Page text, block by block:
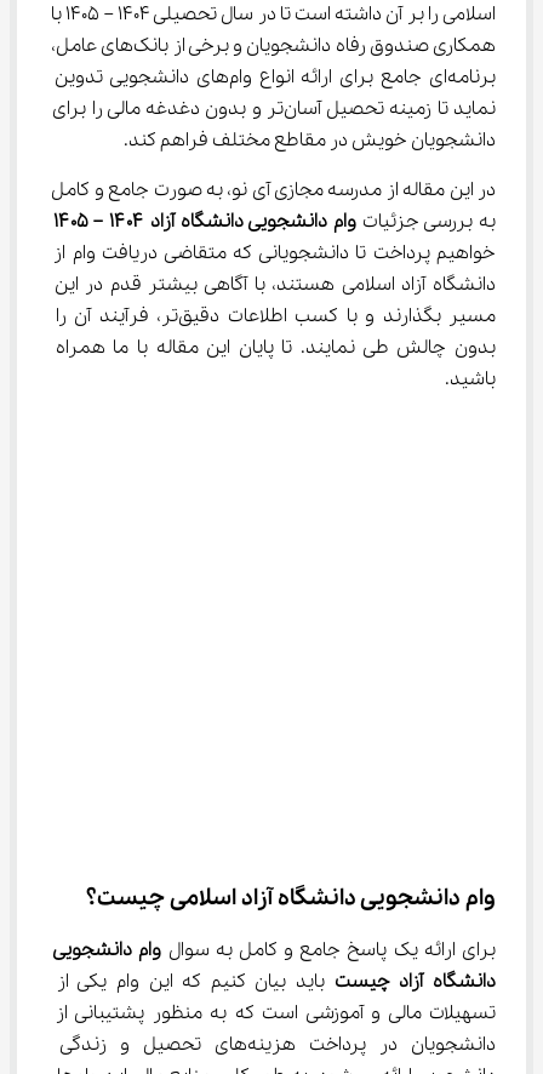
اسلامی را بر آن داشته است تا در سال تحصیلی 1404 – 1405 با
همکاری صندوق رفاه دانشجویان و برخی از بانک‌های عامل،
برنامه‌ای جامع برای ارائه انواع وام‌های دانشجویی تدوین
نماید تا زمینه تحصیل آسان‌تر و بدون دغدغه مالی را برای
دانشجویان خویش در مقاطع مختلف فراهم کند.
در این مقاله از مدرسه مجازی آی نو، به صورت جامع و کامل
به بررسی جزئیات وام دانشجویی دانشگاه آزاد ۱۴۰۴ – ۱۴۰۵
خواهیم پرداخت تا دانشجویانی که متقاضی دریافت وام از
دانشگاه آزاد اسلامی هستند، با آگاهی بیشتر قدم در این
مسیر بگذارند و با کسب اطلاعات دقیق‌تر، فرآیند آن را
بدون چالش طی نمایند. تا پایان این مقاله با ما همراه
باشید.
وام دانشجویی دانشگاه آزاد اسلامی چیست؟
برای ارائه یک پاسخ جامع و کامل به سوال وام دانشجویی
دانشگاه آزاد چیست باید بیان کنیم که این وام یکی از
تسهیلات مالی و آموزشی است که به منظور پشتیبانی از
دانشجویان در پرداخت هزینه‌های تحصیل و زندگی